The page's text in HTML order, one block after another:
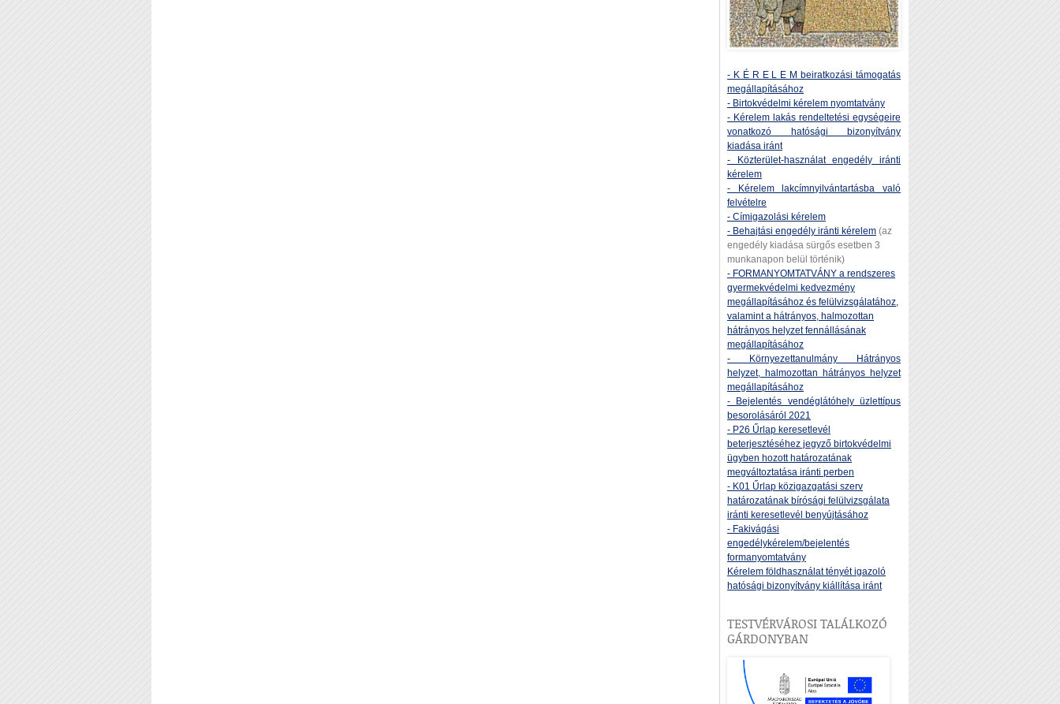
- K É R E L E M beiratkozási támogatás
megállapításához
- Birtokvédelmi kérelem nyomtatvány
- Kérelem lakás rendeltetési egységeire
vonatkozó hatósági bizonyítvány
kiadása iránt
- Közterület-használat engedély iránti
kérelem
- Kérelem lakcímnyilvántartásba való
felvételre
- Címigazolási kérelem
- Behajtási engedély iránti kérelem (az
engedély kiadása sürgős esetben 3
munkanapon belül történik)
- FORMANYOMTATVÁNY a rendszeres
gyermekvédelmi kedvezmény
megállapításához és felülvizsgálatához,
valamint a hátrányos, halmozottan
hátrányos helyzet fennállásának
megállapításához
- Környezettanulmány Hátrányos
helyzet, halmozottan hátrányos helyzet
megállapításához
- Bejelentés vendéglátóhely üzlettípus
besorolásáról 2021
- P26 Űrlap keresetlevél
beterjesztéséhez jegyző birtokvédelmi
ügyben hozott határozatának
megváltoztatása iránti perben
- K01 Űrlap közigazgatási szerv
határozatának bírósági felülvizsgálata
iránti keresetlevél benyújtásához
- Fakivágási
engedélykérelem/bejelentés
formanyomtatvány
Kérelem földhasználat tényét igazoló
hatósági bizonyítvány kiállítása iránt
TESTVÉRVÁROSI TALÁLKOZÓ
GÁRDONYBAN